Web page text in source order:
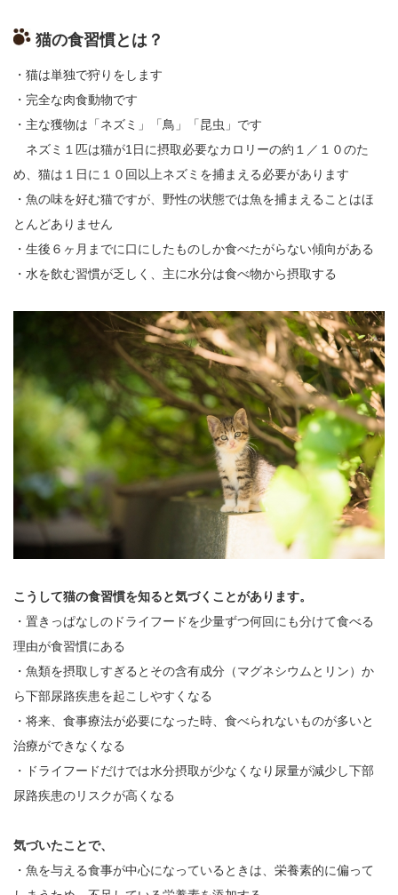
猫の食習慣とは？
・猫は単独で狩りをします
・完全な肉食動物です
・主な獲物は「ネズミ」「鳥」「昆虫」です
ネズミ１匹は猫が1日に摂取必要なカロリーの約１／１０のた
め、猫は１日に１０回以上ネズミを捕まえる必要があります
・魚の味を好む猫ですが、野性の状態では魚を捕まえることはほ
とんどありません
・生後６ヶ月までに口にしたものしか食べたがらない傾向がある
・水を飲む習慣が乏しく、主に水分は食べ物から摂取する
こうして猫の食習慣を知ると気づくことがあります。
・置きっぱなしのドライフードを少量ずつ何回にも分けて食べる
理由が食習慣にある
・魚類を摂取しすぎるとその含有成分（マグネシウムとリン）か
ら下部尿路疾患を起こしやすくなる
・将来、食事療法が必要になった時、食べられないものが多いと
治療ができなくなる
・ドライフードだけでは水分摂取が少なくなり尿量が減少し下部
尿路疾患のリスクが高くなる
気づいたことで、
・魚を与える食事が中心になっているときは、栄養素的に偏って